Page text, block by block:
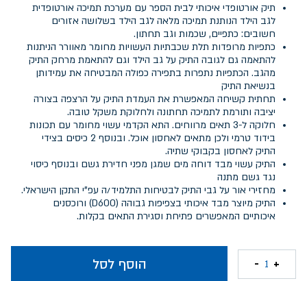
תיק אורטופדי איכותי לבית הספר עם מערכת תמיכה אורטופדית
לגב הילד הנותנת תמיכה מלאה לגב הילד בשלושה אזורים
חשובים: כתפיים, שכמות וגב תחתון.
כתפיות מרופדות תלת שכבתיות העשויות מחומר מאוורר הניתנות
להתאמה גם לגובה התיק על גב הילד וגם להתאמת מרחק התיק
מהגב. הכתפיות נתפרות בתפירה כפולה המבטיחה את עמידותן
בנשיאת התיק
תחתית קשיחה המאפשרת את העמדת התיק על הרצפה בצורה
יציבה ותורמת לתמיכה תחתונה ולחלוקת משקל טובה.
חלוקה ל-3 תאים מרווחים. התא הקדמי עשוי מחומר עם תכונות
בידוד טרמי ולכן מתאים לאחסון אוכל. ובנוסף 2 כיסים בצידי
התיק לאחסון בקבוקי שתיה.
התיק עשוי מבד דוחה מים שמגן מפני חדירת גשם ובנוסף כיסוי
נגד גשם מתנה
מחזירי אור על גבי התיק לבטיחות התלמיד/ה עפ"י התקן הישראלי.
התיק מיוצר מבד איכותי בצפיפות גבוהה (D600) ורוכסנים
איכותיים המאפשרים פתיחת וסגירת התאים בקלות.
הוסף לסל +
1
-